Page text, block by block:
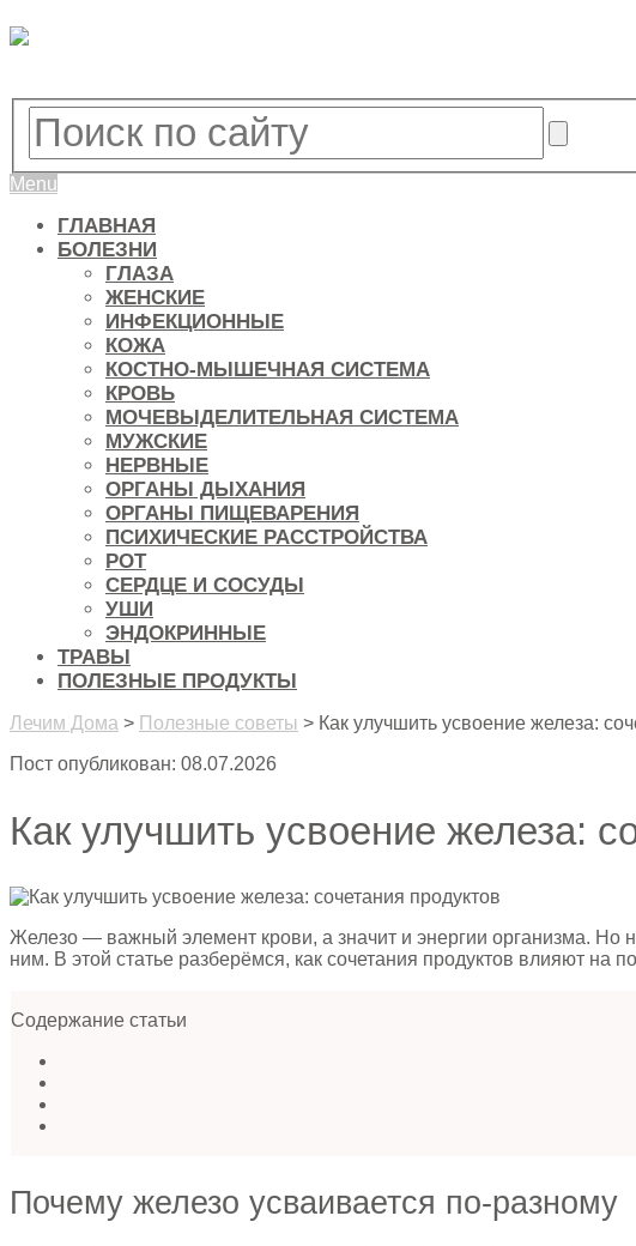
Menu
ГЛАВНАЯ
БОЛЕЗНИ
ГЛАЗА
ЖЕНСКИЕ
ИНФЕКЦИОННЫЕ
КОЖА
КОСТНО-МЫШЕЧНАЯ СИСТЕМА
КРОВЬ
МОЧЕВЫДЕЛИТЕЛЬНАЯ СИСТЕМА
МУЖСКИЕ
НЕРВНЫЕ
ОРГАНЫ ДЫХАНИЯ
ОРГАНЫ ПИЩЕВАРЕНИЯ
ПСИХИЧЕСКИЕ РАССТРОЙСТВА
РОТ
СЕРДЦЕ И СОСУДЫ
УШИ
ЭНДОКРИННЫЕ
ТРАВЫ
ПОЛЕЗНЫЕ ПРОДУКТЫ
Лечим Дома > Полезные советы > Как улучшить усвоение железа:
Пост опубликован: 08.07.2026
Как улучшить усвоение железа:
Железо — важный элемент крови, а значит и энергии организма. Но
ним. В этой статье разберёмся, как сочетания продуктов влияют
Содержание статьи
Почему железо усваивается по-разному